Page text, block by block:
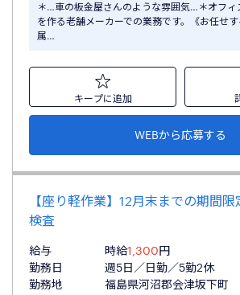
＊…車の板金屋さんのような雰囲気…＊オフィ
を作る老舗メーカーでの業務です。《お任せ
属…
キープに追加
WEBから応募する
【座り軽作業】12月末までの期間
検査
給与 時給1,300円
勤務日
週5日／日勤／5勤2休
勤務地
福島県河沼郡会津坂下町